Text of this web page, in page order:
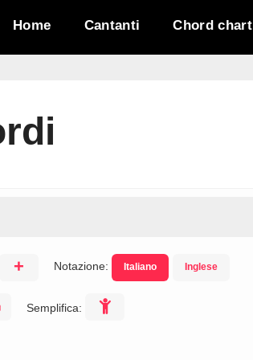
Home Cantanti Chord chart
+ Notazione: Italiano Inglese
Semplifica: